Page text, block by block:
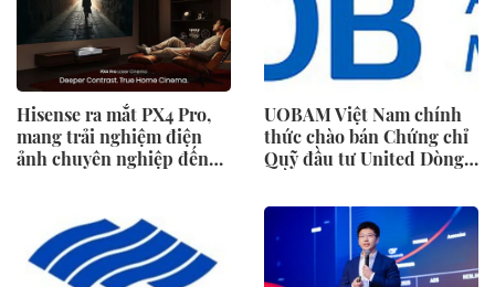
Hisense ra mắt PX4 Pro,
mang trải nghiệm điện
ảnh chuyên nghiệp đến
UOBAM Việt Nam chính
thức chào bán Chứng chỉ
Quỹ đầu tư United Dòng